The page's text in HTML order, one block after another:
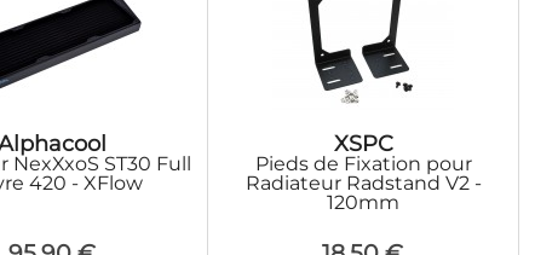
NexXxoS ST30 Full
420 - XFlow
XSPC
Pieds de Fixation pour
Radiateur Radstand V2 -
120mm